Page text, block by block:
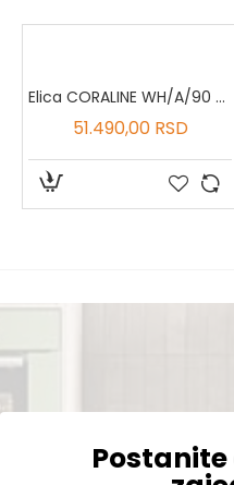
Elica CORALINE WH/A/90 T.GREZZO
51.490,00 RSD